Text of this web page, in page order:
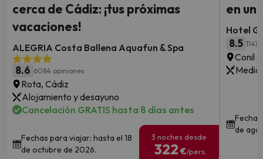
cerca de Cádiz: ¡tus próximas
vacaciones!
ALEGRIA Costa Ballena Aquafun & Spa
8.6 6084 opiniones
Rota, Cádiz
Alojamiento y desayuno
Cancelación GRATIS hasta 8 días antes
Fechas para viajar: hasta el 18
de octubre de 2026.
3 noches desde
322 €/pers.
en un
Hotel
8.5 1147
Conil
Media
de